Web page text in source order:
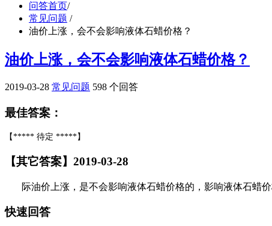
问答首页/
常见问题 /
油价上涨，会不会影响液体石蜡价格？
油价上涨，会不会影响液体石蜡价格？
2019-03-28 常见问题 598 个回答
最佳答案：
【***** 待定 *****】
【其它答案】2019-03-28
际油价上涨，是不会影响液体石蜡价格的，影响液体石蜡
快速回答